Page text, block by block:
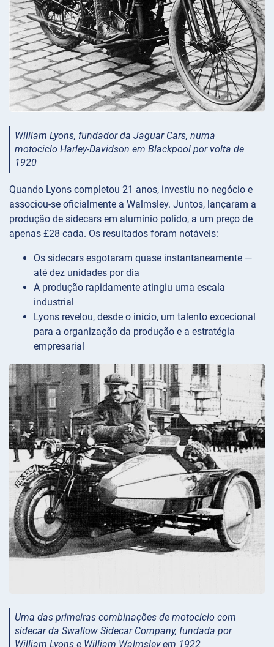
William Lyons, fundador da Jaguar Cars, numa
motociclo Harley-Davidson em Blackpool por volta de
1920
Quando Lyons completou 21 anos, investiu no negócio e
associou-se oficialmente a Walmsley. Juntos, lançaram a
produção de sidecars em alumínio polido, a um preço de
apenas £28 cada. Os resultados foram notáveis:
Os sidecars esgotaram quase instantaneamente —
até dez unidades por dia
A produção rapidamente atingiu uma escala
industrial
Lyons revelou, desde o início, um talento excecional
para a organização da produção e a estratégia
empresarial
Uma das primeiras combinações de motociclo com
sidecar da Swallow Sidecar Company, fundada por
William Lyons e William Walmsley em 1922